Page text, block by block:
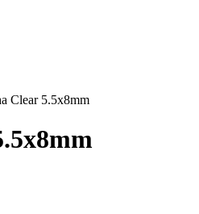
Clear 5.5x8mm